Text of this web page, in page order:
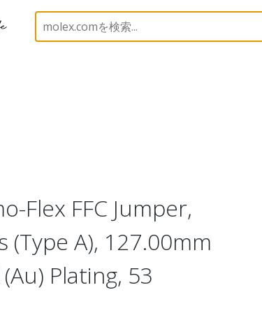
Cable (FFC) 15020 150201259
Flex FFC Jumper,
(Type A), 127.00mm
Plating, 53